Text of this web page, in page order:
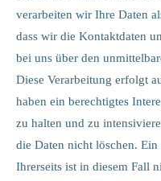
verarbeiten wir Ihre Daten
dass wir die Kontaktdaten
bei uns über den
Diese Verarbeitung erfolgt
haben ein berechtigtes
zu halten und zu
die Daten nicht löschen. Ein
Ihrerseits ist in diesem Fall